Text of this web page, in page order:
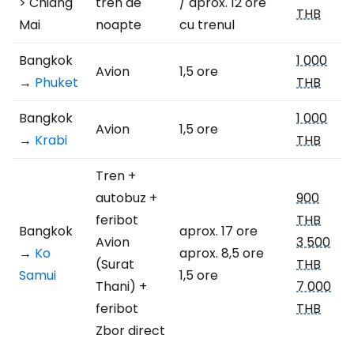
Mai
noapte
cu trenul
THB
Bangkok
→ Phuket
Avion 1,5 ore
1 000
THB
Bangkok
→ Krabi
Avion 1,5 ore
1 000
THB
Bangkok
→ Ko
Samui
Tren +
autobuz +
feribot
Avion
(Surat
Thani) +
feribot
Zbor direct
aprox. 17 ore
aprox. 8,5 ore
1,5 ore
900
THB
3 500
THB
7 000
THB